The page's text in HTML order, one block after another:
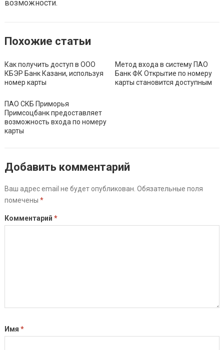
возможности.
Похожие статьи
Как получить доступ в ООО
КБЭР Банк Казани, используя
номер карты
Метод входа в систему ПАО
Банк ФК Открытие по номеру
карты становится доступным
ПАО СКБ Приморья
Примсоцбанк предоставляет
возможность входа по номеру
карты
Добавить комментарий
Ваш адрес email не будет опубликован. Обязательные поля
помечены *
Комментарий *
Имя *